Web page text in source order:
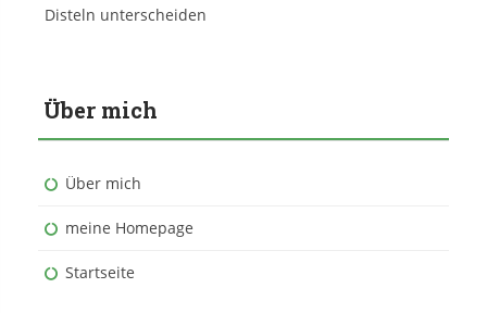
Disteln unterscheiden
Über mich
Über mich
meine Homepage
Startseite